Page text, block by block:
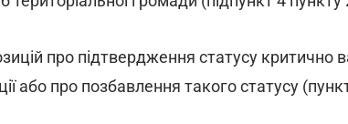
про підтвердження статусу критично
або про позбавлення такого статусу